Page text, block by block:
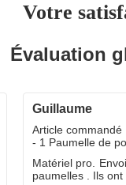
Votre
Évaluation
guillaume
Article commandé
- 1 Paumelle de
Matériel pro.
paumelles . Ils ont